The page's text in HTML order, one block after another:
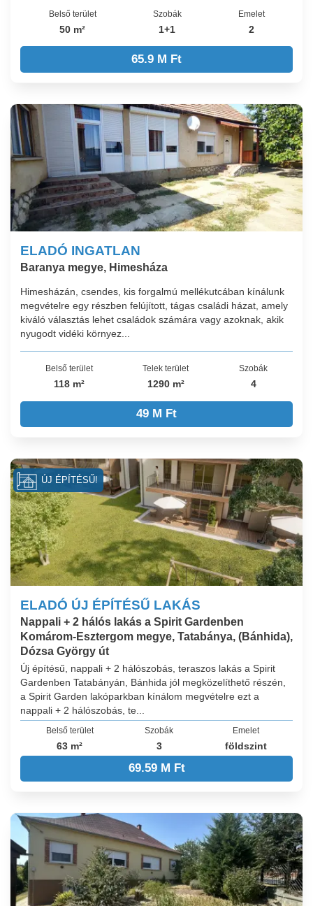
Belső terület
50 m²
Szobák
1+1
Emelet
2
65.9 M Ft
ELADÓ INGATLAN
Baranya megye, Himesháza
Himesházán, csendes, kis forgalmú mellékutcában kínálunk
megvételre egy részben felújított, tágas családi házat, amely
kiváló választás lehet családok számára vagy azoknak, akik
nyugodt vidéki környez...
Belső terület
118 m²
Telek terület
1290 m²
Szobák
4
49 M Ft
ELADÓ ÚJ ÉPÍTÉSŰ LAKÁS
Nappali + 2 hálós lakás a Spirit Gardenben
Komárom-Esztergom megye, Tatabánya, (Bánhida),
Dózsa György út
Új építésű, nappali + 2 hálószobás, teraszos lakás a Spirit
Gardenben Tatabányán, Bánhida jól megközelíthető részén,
a Spirit Garden lakóparkban kínálom megvételre ezt a
nappali + 2 hálószobás, te...
Belső terület
63 m²
Szobák
3
Emelet
földszint
69.59 M Ft
ÚJ ÉPÍTÉSŰ!